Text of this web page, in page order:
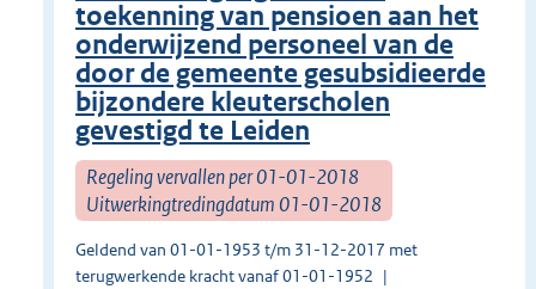
toekenning van pensioen aan het
onderwijzend personeel van de
door de gemeente gesubsidieerde
bijzondere kleuterscholen
gevestigd te Leiden
Regeling vervallen per 01-01-2018
Uitwerkingtredingdatum 01-01-2018
Geldend van 01-01-1953 t/m 31-12-2017 met
terugwerkende kracht vanaf 01-01-1952